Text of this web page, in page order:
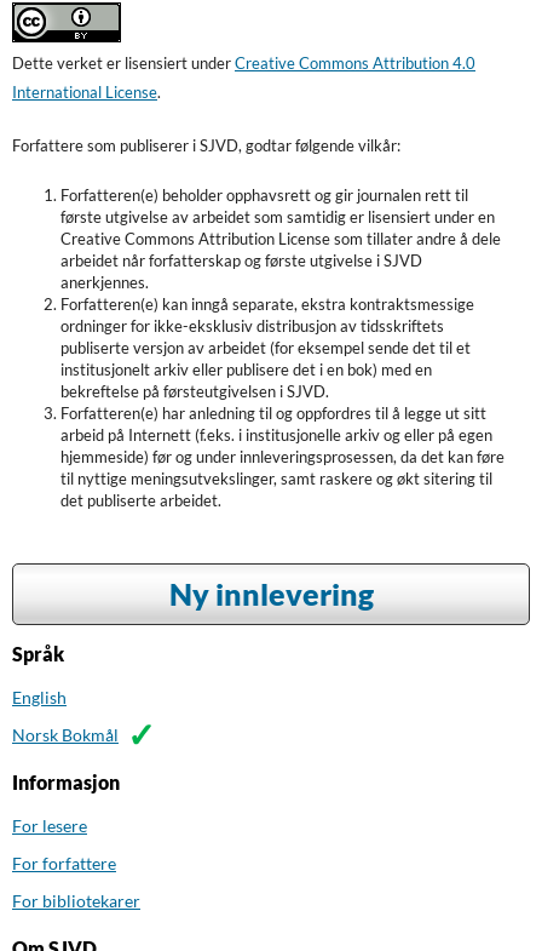
Dette verket er lisensiert under Creative Commons Attribution 4.0
International License.
Forfattere som publiserer i SJVD, godtar følgende vilkår:
Forfatteren(e) beholder opphavsrett og gir journalen rett til
første utgivelse av arbeidet som samtidig er lisensiert under en
Creative Commons Attribution License som tillater andre å dele
arbeidet når forfatterskap og første utgivelse i SJVD
anerkjennes.
Forfatteren(e) kan inngå separate, ekstra kontraktsmessige
ordninger for ikke-eksklusiv distribusjon av tidsskriftets
publiserte versjon av arbeidet (for eksempel sende det til et
institusjonelt arkiv eller publisere det i en bok) med en
bekreftelse på førsteutgivelsen i SJVD.
Forfatteren(e) har anledning til og oppfordres til å legge ut sitt
arbeid på Internett (f.eks. i institusjonelle arkiv og eller på egen
hjemmeside) før og under innleveringsprosessen, da det kan føre
til nyttige meningsutvekslinger, samt raskere og økt sitering til
det publiserte arbeidet.
Ny innlevering
Språk
English
Norsk Bokmål
Informasjon
For lesere
For forfattere
For bibliotekarer